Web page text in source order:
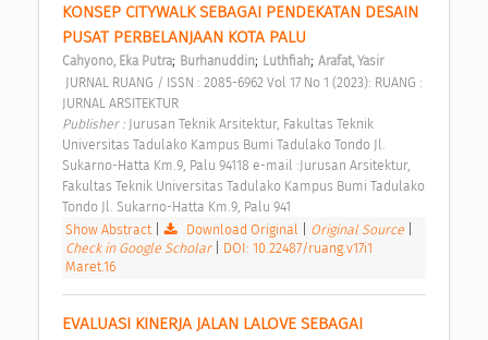
KONSEP CITYWALK SEBAGAI PENDEKATAN DESAIN
PUSAT PERBELANJAAN KOTA PALU
Cahyono, Eka Putra; Burhanuddin; Luthfiah; Arafat, Yasir
JURNAL ARSITEKTUR
Publisher : Jurusan Teknik Arsitektur, Fakultas Teknik
Universitas Tadulako Kampus Bumi Tadulako Tondo Jl.
Sukarno-Hatta Km.9, Palu 94118 e-mail :Jurusan Arsitektur,
Fakultas Teknik Universitas Tadulako Kampus Bumi Tadulako
Tondo Jl. Sukarno-Hatta Km.9, Palu 941
Show Abstract
Download Original Original Source
Check in Google Scholar
DOI: 10.22487/ruang.v17i1
Maret.16
EVALUASI KINERJA JALAN LALOVE SEBAGAI